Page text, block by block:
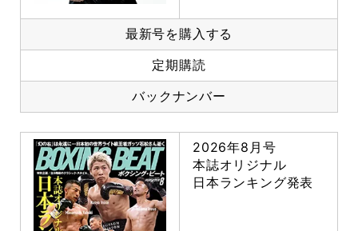
最新号を購入する
定期購読
バックナンバー
2026年8月号
本誌オリジナル
日本ランキング発表